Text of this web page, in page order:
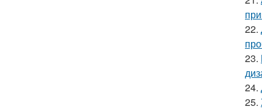
22.
23.
24.
25.